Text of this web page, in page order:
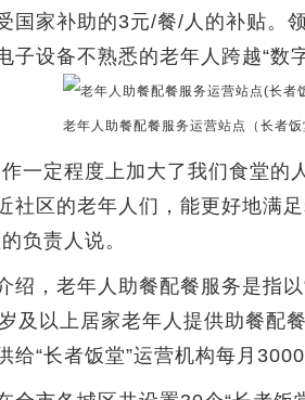
国家补助的3元/餐/人的补贴。
子设备不熟悉的老年人跨越“数字
老年人助餐配餐服务运营站点（长者
定程度上加大了我们食堂的
社区的老年人们，能更好地满
负责人说。
，老年人助餐配餐服务是指以
及以上居家老年人提供助餐配
给“长者饭堂”运营机构每月3000